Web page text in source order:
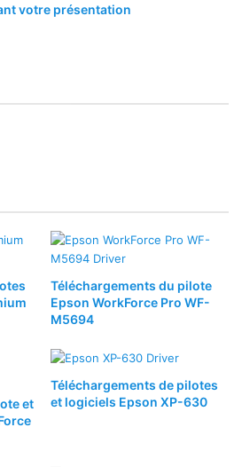
votre présentation
Téléchargements du pilote
Epson WorkForce Pro WF-
M5694
et
Téléchargements de pilotes
et logiciels Epson XP-630